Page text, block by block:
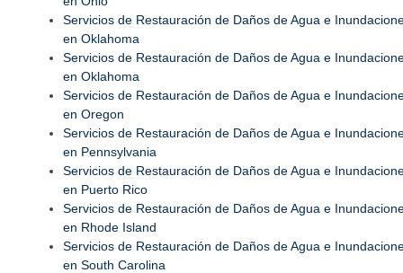
Servicios de Restauración de Daños de Agua e
en Oklahoma
Servicios de Restauración de Daños de Agua e
en Oklahoma
Servicios de Restauración de Daños de Agua e
en Oregon
Servicios de Restauración de Daños de Agua e
en Pennsylvania
Servicios de Restauración de Daños de Agua e
en Puerto Rico
Servicios de Restauración de Daños de Agua e
en Rhode Island
Servicios de Restauración de Daños de Agua e
en South Carolina